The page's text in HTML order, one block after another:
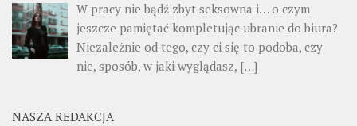
W pracy nie bądź zbyt seksowna i… o czym
jeszcze pamiętać kompletując ubranie do biura?
Niezależnie od tego, czy ci się to podoba, czy
nie, sposób, w jaki wyglądasz, […]
NASZA REDAKCJA